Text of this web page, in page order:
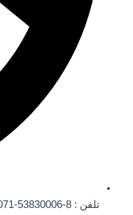
تلفن ‌: 8-53830006-071